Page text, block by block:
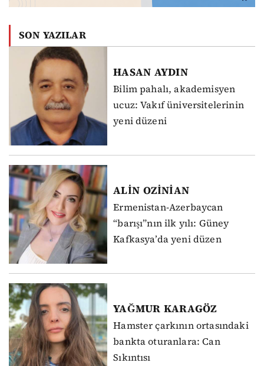
SON YAZILAR
HASAN AYDIN
Bilim pahalı, akademisyen
ucuz: Vakıf üniversitelerinin
yeni düzeni
ALİN OZİNİAN
Ermenistan-Azerbaycan
“barışı”nın ilk yılı: Güney
Kafkasya’da yeni düzen
YAĞMUR KARAGÖZ
Hamster çarkının ortasındaki
bankta oturanlara: Can
Sıkıntısı